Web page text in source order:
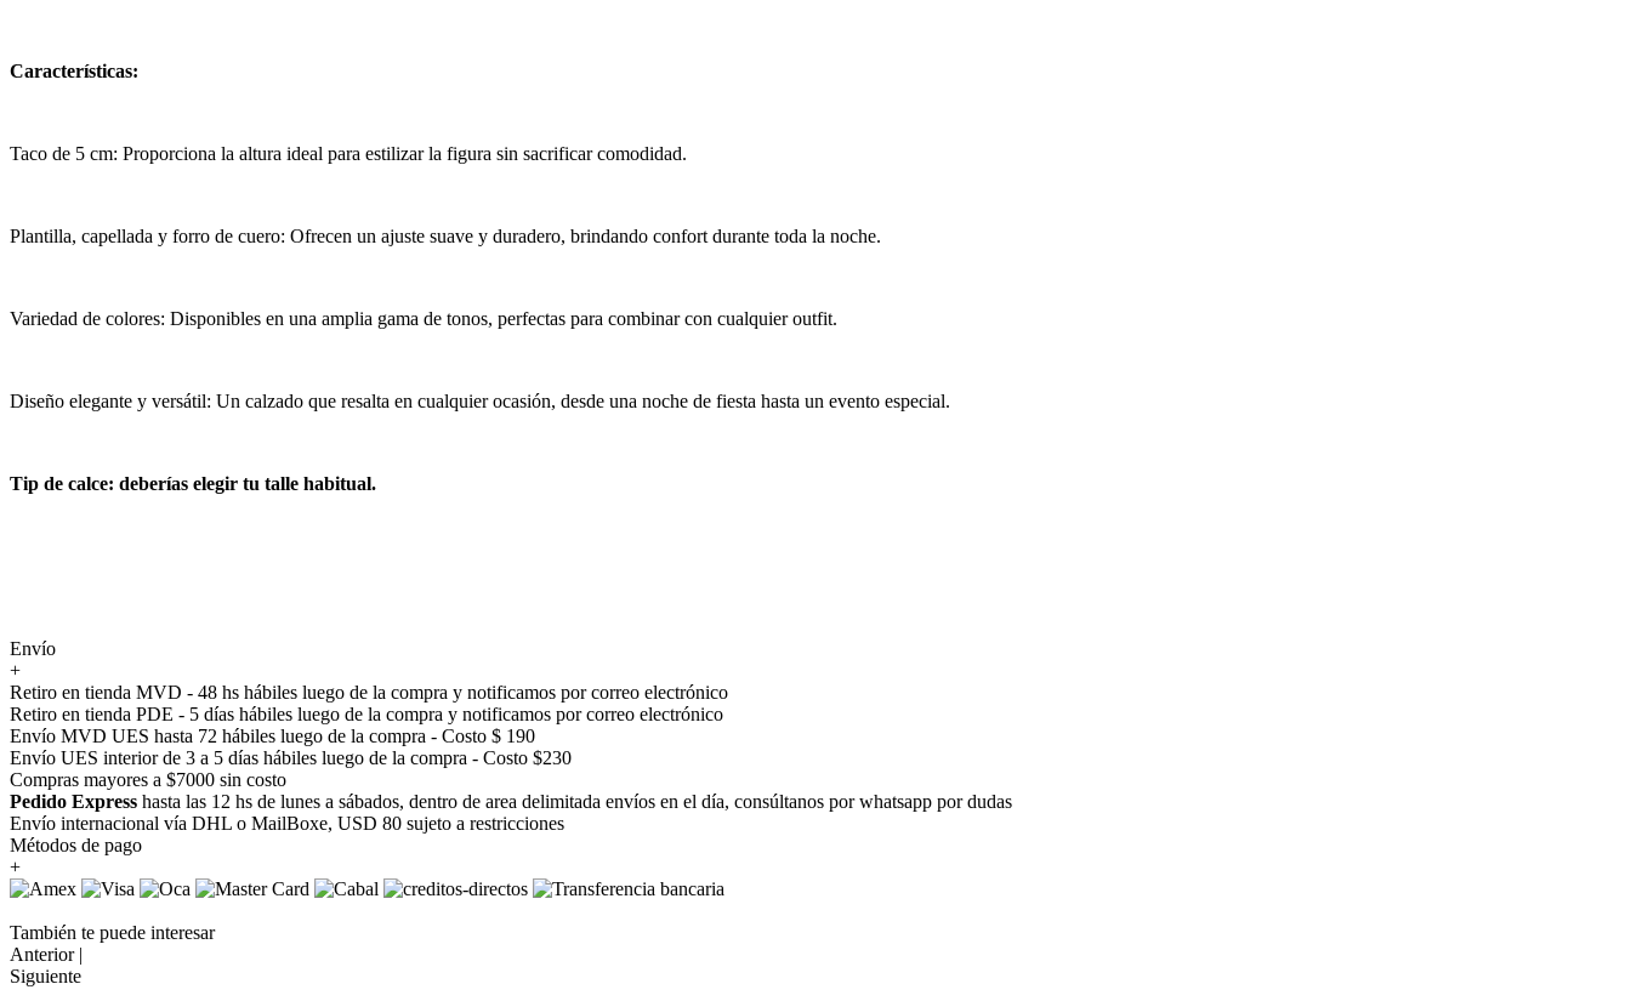
Características:
Taco de 5 cm: Proporciona la altura ideal para estilizar la figura sin sacrificar comodidad.
Plantilla, capellada y forro de cuero: Ofrecen un ajuste suave y duradero, brindando confort durante toda la noche.
Variedad de colores: Disponibles en una amplia gama de tonos, perfectas para combinar con cualquier outfit.
Diseño elegante y versátil: Un calzado que resalta en cualquier ocasión, desde una noche de fiesta hasta un evento especial.
Tip de calce: deberías elegir tu talle habitual.
Envío
+
Retiro en tienda MVD - 48 hs hábiles luego de la compra y notificamos por correo electrónico
Retiro en tienda PDE - 5 días hábiles luego de la compra y notificamos por correo electrónico
Envío MVD UES hasta 72 hábiles luego de la compra - Costo $ 190
Envío UES interior de 3 a 5 días hábiles luego de la compra - Costo $230
Compras mayores a $7000 sin costo
Pedido Express hasta las 12 hs de lunes a sábados, dentro de area delimitada envíos en el día, consúltanos por whatsapp por dudas
Envío internacional vía DHL o MailBoxe, USD 80 sujeto a restricciones
Métodos de pago
+
También te puede interesar
Anterior |
Siguiente